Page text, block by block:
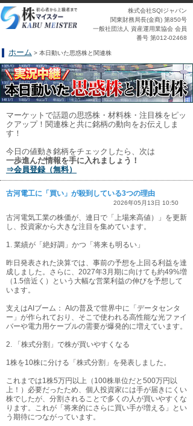
株式会社SQIジャパン
関東財務局長(金商) 第850号
一般社団法人 資産運用業協会 会員
番号 第012-02468
ホーム > 本日動いた思惑株と関連株
マーケットで話題の思惑株・材料株・注目株をピッ
クアップ！関連株と共に銘柄の動向をお伝えしま
す！
今日の値動き銘柄をチェックしたら、次は
一歩進んだ情報を手に入れましょう！
⇒会員登録（無料）
古河電工に「買い」が殺到している3つの理由
2026年05月13日 10:50
古河電気工業の株価が、連日で「上場来高値）」を更新
し、投資家から大きな注目を集めています。
1. 業績が「絶好調」かつ「将来も明るい」
昨日発表された決算では、事前の予想を上回る利益を達
成しました。さらに、2027年3月期に向けても約49%増
（1.5倍近く）という大幅な営業利益の伸びを予想して
います。
支えはAIブーム： AIの普及で世界中に「データセンタ
ー」が作られており、そこで使われる高性能な光ファイ
バーや電力用ケーブルの需要が爆発的に増えています。
2. 「株式分割」で株が買いやすくなる
1株を10株に分ける「株式分割」を発表しました。
これまでは1株5万円以上（100株単位だと500万円以
上！）必要だったため、個人投資家には手が届きにくい
株でしたが、分割されることで多くの人が買いやすくな
ります。これが「将来的にさらに買い手が増える」とい
う期待につながっています。